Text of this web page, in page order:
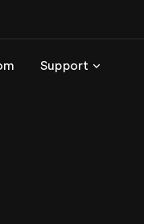
Support